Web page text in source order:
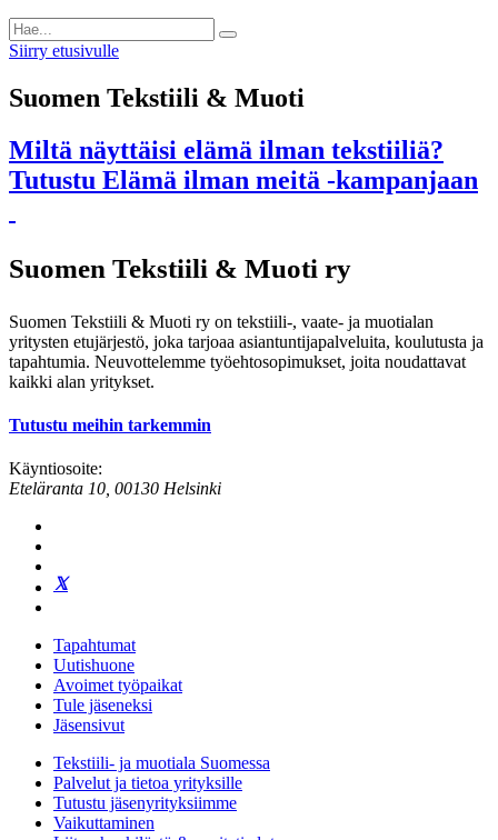
Siirry etusivulle
Suomen Tekstiili & Muoti
Miltä näyttäisi elämä ilman tekstiiliä?
Tutustu Elämä ilman meitä -kampanjaan
Suomen Tekstiili & Muoti ry
Suomen Tekstiili & Muoti ry on tekstiili-, vaate- ja muotialan
yritysten etujärjestö, joka tarjoaa asiantuntijapalveluita, koulutusta ja
tapahtumia. Neuvottelemme työehtosopimukset, joita noudattavat
kaikki alan yritykset.
Tutustu meihin tarkemmin
Käyntiosoite:
Eteläranta 10, 00130 Helsinki
Tapahtumat
Uutishuone
Avoimet työpaikat
Tule jäseneksi
Jäsensivut
Tekstiili- ja muotiala Suomessa
Palvelut ja tietoa yrityksille
Tutustu jäsenyrityksiimme
Vaikuttaminen